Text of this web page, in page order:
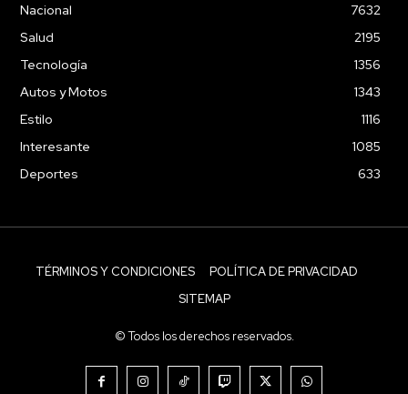
Nacional
7632
Salud
2195
Tecnología
1356
Autos y Motos
1343
Estilo
1116
Interesante
1085
Deportes
633
TÉRMINOS Y CONDICIONES
POLÍTICA DE PRIVACIDAD
SITEMAP
© Todos los derechos reservados.